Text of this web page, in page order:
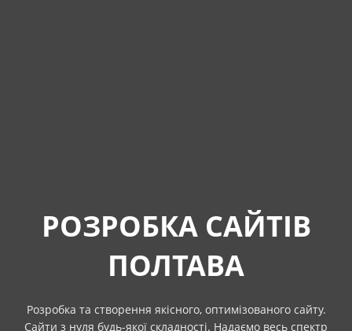
РОЗРОБКА САЙТІВ
ПОЛТАВА
Розробка та створення якісного, оптимізованого сайту.
Сайти з нуля будь-якої складності. Надаємо весь спектр